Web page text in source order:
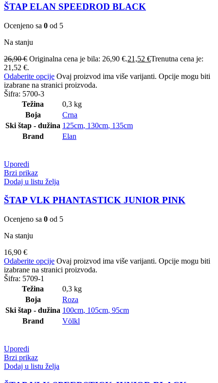
ŠTAP ELAN SPEEDROD BLACK
Ocenjeno sa 0 od 5
Na stanju
26,90€ Originalna cena je bila: 26,90 €.21,52 €Trenutna cena je:
21,52 €.
Odaberite opcije Ovaj proizvod ima više varijanti. Opcije mogu biti
izabrane na stranici proizvoda.
Šifra: 5700-3
Težina
0,3 kg
Boja
Crna
Ski štap - dužina 125cm, 130cm, 135cm
Brand
Elan
Uporedi
Brzi prikaz
Dodaj u listu želja
ŠTAP VLK PHANTASTICK JUNIOR PINK
Ocenjeno sa 0 od 5
Na stanju
16,90 €
Odaberite opcije Ovaj proizvod ima više varijanti. Opcije mogu biti
izabrane na stranici proizvoda.
Šifra: 5709-1
Težina
0,3 kg
Boja
Roza
Ski štap - dužina 100cm, 105cm, 95cm
Brand
Völkl
Uporedi
Brzi prikaz
Dodaj u listu želja